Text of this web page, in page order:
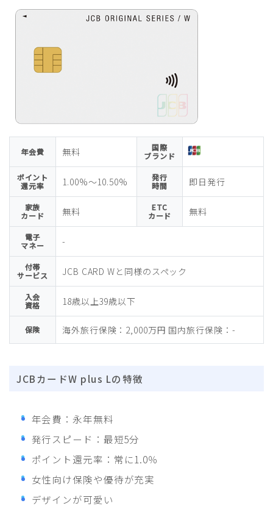
年会費 無料
国際
ブランド
ポイント
還元率
1.00%〜10.50%
発行
時間
即日発行
家族
カード
無料
ETC
カード
無料
電子
マネー
-
付帯
サービス
JCB CARD Wと同様のスペック
入会
資格
18歳以上39歳以下
保険 海外旅行保険：2,000万円 国内旅行保険：-
JCBカードW plus Lの特徴
年会費：永年無料
発行スピード：最短5分
ポイント還元率：常に1.0％
女性向け保険や優待が充実
デザインが可愛い